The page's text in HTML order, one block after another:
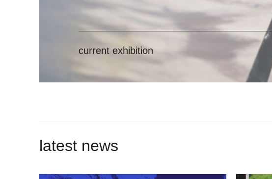
current exhibition
latest news